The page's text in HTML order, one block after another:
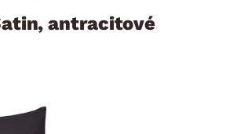
antracitové